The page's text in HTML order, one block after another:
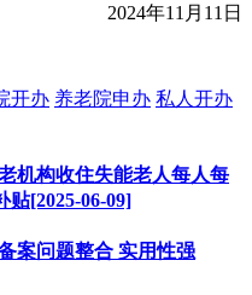
2024年11月11日
开办 养老院申办 私人开办
机构收住失能老人每人每
贴[2025-06-09]
案问题整合 实用性强